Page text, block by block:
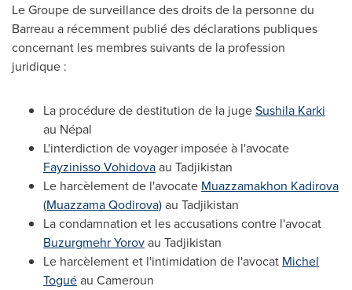
Le Groupe desurveillance des droits de la personne du
Barreau a récemment publié des déclarations publiques
concernant les membres suivants de la profession
juridique :
La procédure de destitution de la jugeSushila Karki
au Népal
L'interdiction de voyager imposée à l'avocate
Fayzinisso Vohidovaau Tadjikistan
Le harcèlement de l'avocate Muazzamakhon Kadirova
(Muazzama Qodirova)au Tadjikistan
La condamnation et les accusations contre l'avocat
Buzurgmehr Yorovau Tadjikistan
Le harcèlement et l'intimidation de l'avocat Michel
Toguéau Cameroun